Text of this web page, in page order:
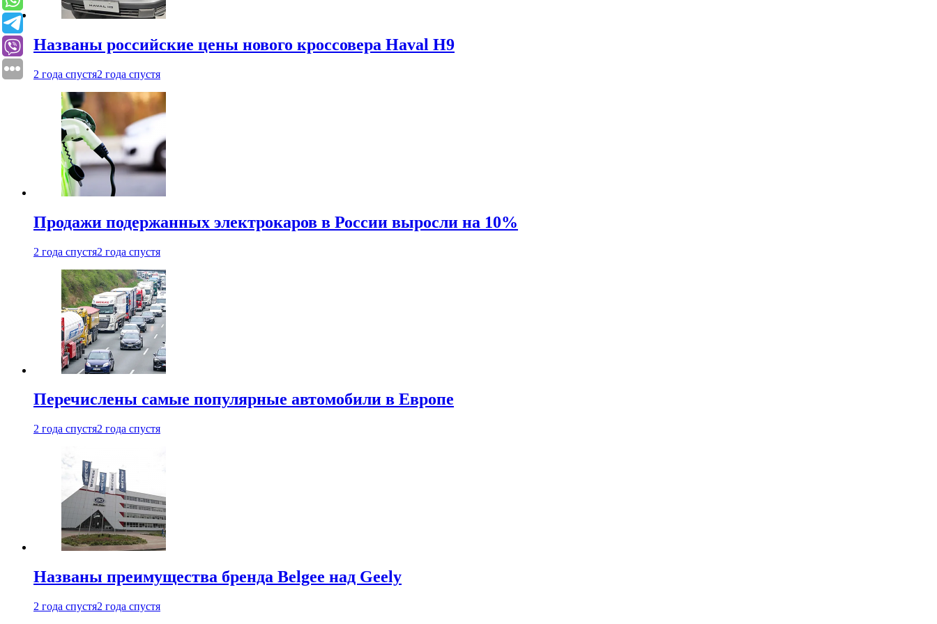
Названы российские цены нового кроссовера Haval H9
2 года спустя2 года спустя
Продажи подержанных электрокаров в России выросли на 10%
2 года спустя2 года спустя
Перечислены самые популярные автомобили в Европе
2 года спустя2 года спустя
Названы преимущества бренда Belgee над Geely
2 года спустя2 года спустя